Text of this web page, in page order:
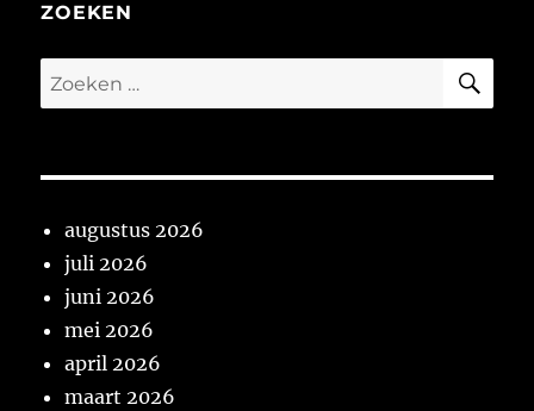
ZOEKEN
Zoeken
naar:
augustus 2026
juli 2026
juni 2026
mei 2026
april 2026
maart 2026